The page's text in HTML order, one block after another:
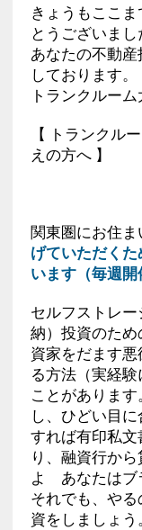
きょうもここ
とうございまし
あなたの不動
しております。
トランクルーム
【 トランクル
えの方へ 】
関東圏にお住ま
げていただく
います（毎週開
セルフストレ
納）投資のた
資家をだます
る方法（実経
ことがありま
し、ひどい目
すれば有印私
り、融資行か
よ あなたはブ
それでも、や
資をしましょう。